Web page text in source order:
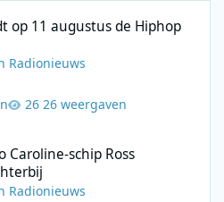
op 11 augustus de Hiphop
Radionieuws
26 weergaven
Caroline-schip Ross
Radionieuws